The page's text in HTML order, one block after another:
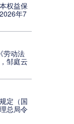
权益保
年7
劳动法
邹庭云
定（国
总局令